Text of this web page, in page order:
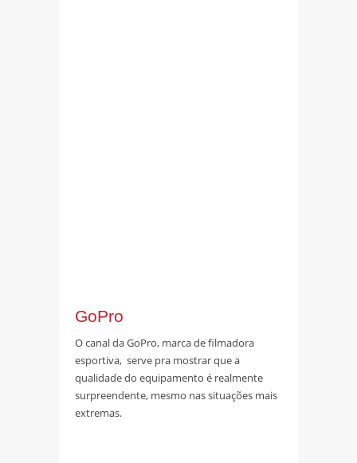
GoPro
O canal da GoPro, marca de filmadora
esportiva, serve pra mostrar que a
qualidade do equipamento é realmente
surpreendente, mesmo nas situações mais
extremas.